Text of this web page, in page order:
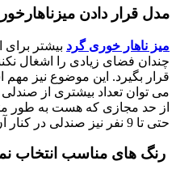
مدل قرار دادن
میز ناهار خوری گرد بیشتر برای
چندان فضای زیادی را اشغال
قرار بگیرد. این موضوع نیز
می توان تعداد بیشتری از صندلی
حتی تا 9 نفر نیز صندلی در کنار آن قرار داد.
رنگ های مناسب انتخاب